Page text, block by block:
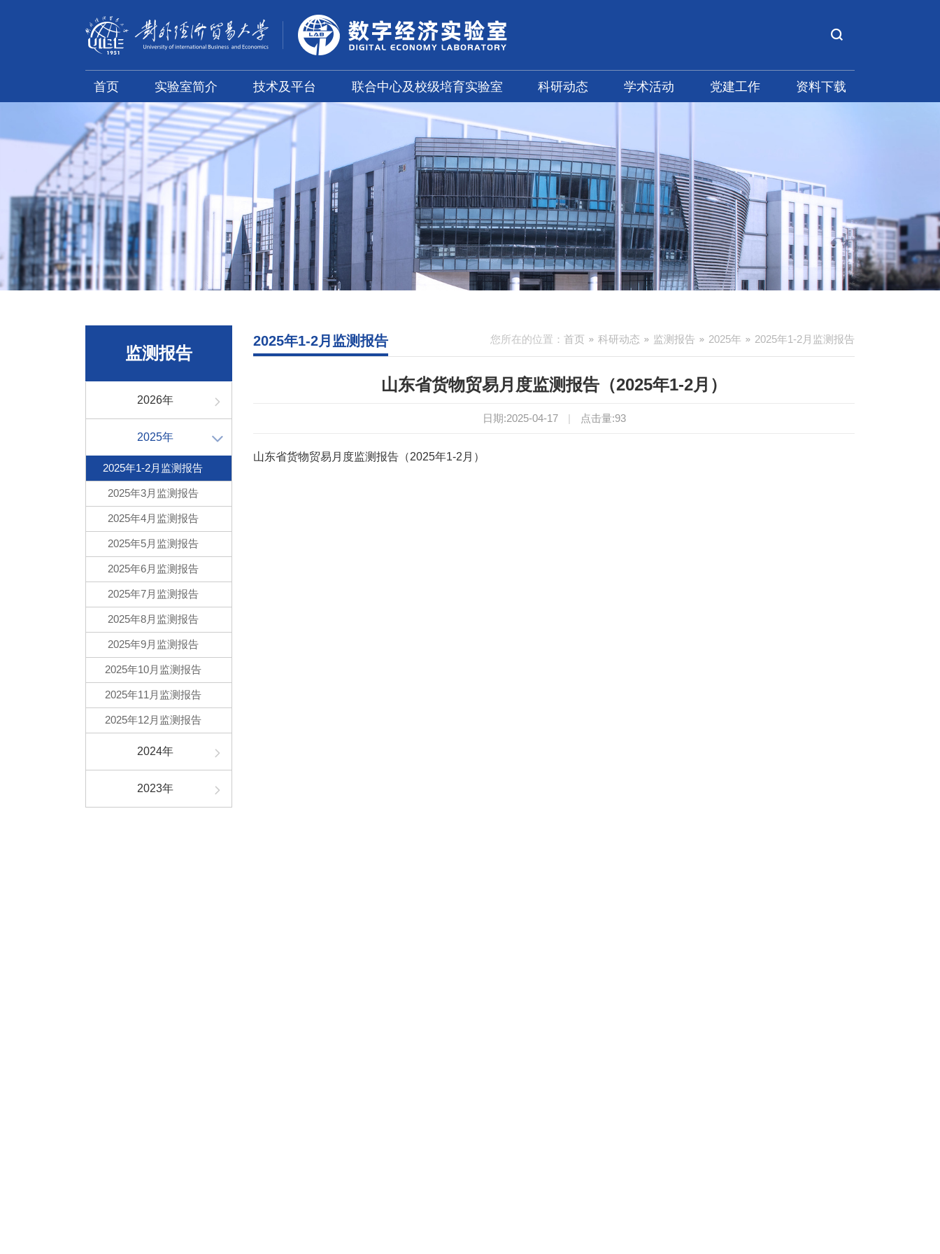
首页 实验室简介 技术及平台 联合中心及校级培育实验室 科研动态 学术活动 党建工作 资料下载
监测报告
2026年
2025年
2025年1-2月监测报告
2025年3月监测报告
2025年4月监测报告
2025年5月监测报告
2025年6月监测报告
2025年7月监测报告
2025年8月监测报告
2025年9月监测报告
2025年10月监测报告
2025年11月监测报告
2025年12月监测报告
2024年
2023年
您所在的位置： 首页 科研动态 监测报告 2025年 2025年1-2月监测报告
2025年1-2月监测报告
山东省货物贸易月度监测报告（2025年1-2月）
日期:2025-04-17 | 点击量:93
山东省货物贸易月度监测报告（2025年1-2月）